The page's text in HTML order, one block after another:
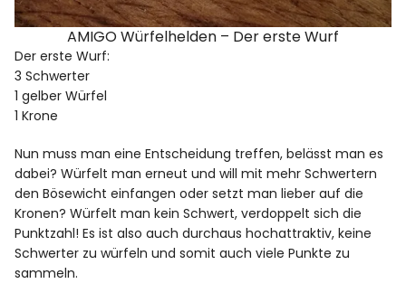
AMIGO Würfelhelden – Der erste Wurf
Der erste Wurf:
3 Schwerter
1 gelber Würfel
1 Krone
Nun muss man eine Entscheidung treffen, belässt man es
dabei? Würfelt man erneut und will mit mehr Schwertern
den Bösewicht einfangen oder setzt man lieber auf die
Kronen? Würfelt man kein Schwert, verdoppelt sich die
Punktzahl! Es ist also auch durchaus hochattraktiv, keine
Schwerter zu würfeln und somit auch viele Punkte zu
sammeln.